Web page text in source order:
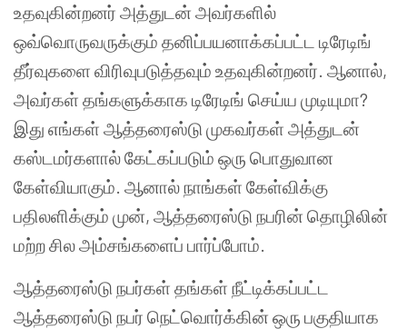
உதவுகின்றனர் அத்துடன் அவர்களில்
ஒவ்வொருவருக்கும் தனிப்பயனாக்கப்பட்ட டிரேடிங்
தீர்வுகளை விரிவுபடுத்தவும் உதவுகின்றனர். ஆனால்,
அவர்கள் தங்களுக்காக டிரேடிங் செய்ய முடியுமா?
இது எங்கள் ஆத்தரைஸ்டு முகவர்கள் அத்துடன்
கஸ்டமர்களால் கேட்கப்படும் ஒரு பொதுவான
கேள்வியாகும். ஆனால் நாங்கள் கேள்விக்கு
பதிலளிக்கும் முன், ஆத்தரைஸ்டு நபரின் தொழிலின்
மற்ற சில அம்சங்களைப் பார்ப்போம்.
ஆத்தரைஸ்டு நபர்கள் தங்கள் நீட்டிக்கப்பட்ட
ஆத்தரைஸ்டு நபர் நெட்வொர்க்கின் ஒரு பகுதியாக